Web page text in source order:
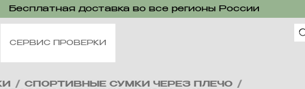
Бесплатная доставка во все регионы России
СЕРВИС ПРОВЕРКИ
/ СПОРТИВНЫЕ СУМКИ ЧЕРЕЗ ПЛЕЧО /